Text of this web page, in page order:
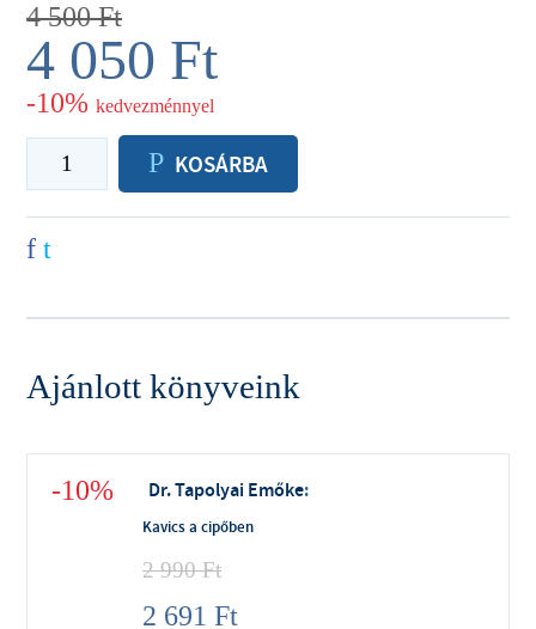
4 500Ft
4 050 Ft
-10% kedvezménnyel
P KOSÁRBA
f t
Ajánlott könyveink
-10% Dr. Tapolyai Emőke:
Kavics a cipőben
2 990Ft
2 691 Ft